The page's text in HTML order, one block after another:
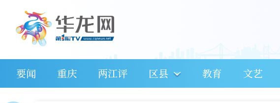
要闻 重庆 两江评 区县 教育 文艺